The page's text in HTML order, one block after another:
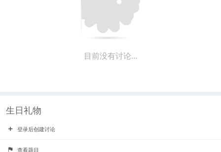
目前没有讨论…
生日礼物
登录后创建讨论
查看题目